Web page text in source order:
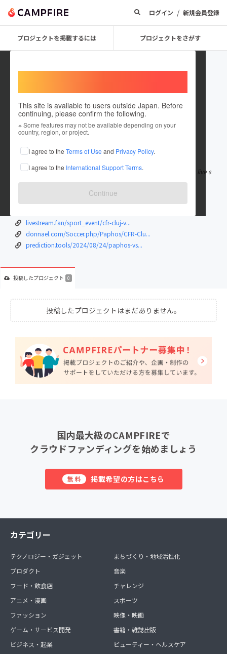
ログイン / 新規会員登録
プロジェクトを掲載するには プロジェクトをさがす
This site is available to users outside Japan. Before
continuing, please confirm the following.
※ Some features may not be available depending on your
country, region, or project.
I agree to the Terms of Use and Privacy Policy.
I agree to the International Support Terms.
Continue
BrookeDavidson47630
在住国：エクアドル
出身国：エクアドル
Paphos v CFR Cluj Live Stream: Watch Paphos v CFR Cluj soccer live s
tream
livestream.fan/sport_event/cfr-cluj-v...
donnael.com/Soccer.php/Paphos/CFR-Clu...
prediction.tools/2024/08/24/paphos-vs...
投稿したプロジェクト 0
投稿したプロジェクトはまだありません。
国内最大級のCAMPFIREで
クラウドファンディングを始めましょう
無料 掲載希望の方はこちら
カテゴリー
テクノロジー・ガジェット
プロダクト
フード・飲食店
アニメ・漫画
ファッション
ゲーム・サービス開発
ビジネス・起業
まちづくり・地域活性化
音楽
チャレンジ
スポーツ
映像・映画
書籍・雑誌出版
ビューティー・ヘルスケア